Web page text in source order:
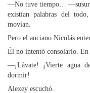
—No tuve tiempo…
existían palabras del
movían.
Pero el anciano Nicolás
Él no intentó consolarlo.
—¡Lávate! ¡Vierte agua
dormir!
Alexey escuchó.